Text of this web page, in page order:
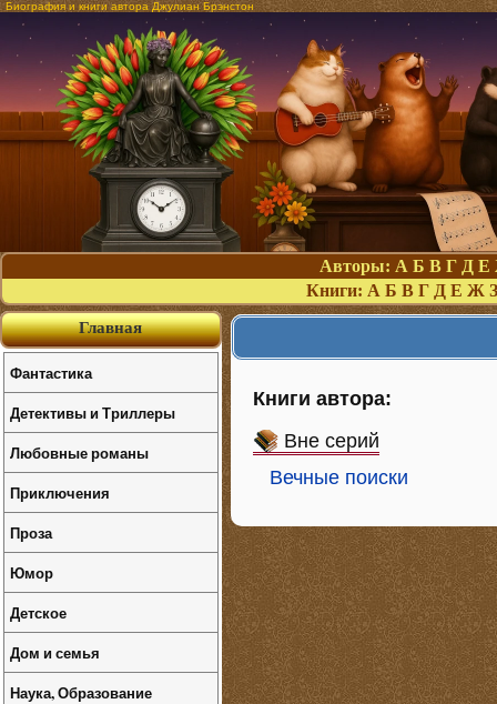
Биография и книги автора Джулиан Брэнстон
Авторы: А Б В Г Д Е
Книги: А Б В Г Д Е Ж З
Книги автора:
Вне серий
Вечные поиски
Главная
Фантастика
Детективы и Триллеры
Любовные романы
Приключения
Проза
Юмор
Детское
Дом и семья
Наука, Образование